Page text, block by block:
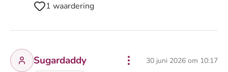
1 waardering
Sugardaddy 30 juni 2026 om 10:17